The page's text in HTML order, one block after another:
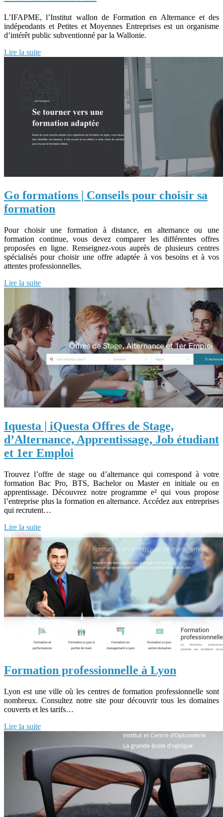
L’IFAPME, l’Institut wallon de Formation en Alternance et des
indépendants et Petites et Moyennes Entreprises est un organisme
d’intérêt public subventionné par la Wallonie.
Lire la suite
Go formations | Conseils pour choisir sa
formation
Pour choisir une formation à distance, en alternance ou une
formation continue, vous devez comparer les différentes offres
proposées en ligne. Renseignez-vous auprès de plusieurs centres
spécialisés pour choisir une offre adaptée à vos besoins et à vos
attentes professionnelles.
Lire la suite
Iquesta | iQuesta Offres de Stage,
d’Alternance, Appren­tis­sa­ge, Job étudiant
et 1er Emploi
Trouvez l’offre de stage ou d’alternance qui correspond à votre
formation Bac Pro, BTS, Bachelor ou Master en initiale ou en
apprentissage. Découvrez notre programme e² qui vous propose
l’entreprise plus la formation en alternance. Accédez aux entreprises
qui recrutent…
Lire la suite
Formation professionnelle à Lyon
Lyon est une ville où les centres de formation professionnelle sont
nombreux. Consultez notre site pour découvrir tous les domaines
couverts et les tarifs…
Lire la suite